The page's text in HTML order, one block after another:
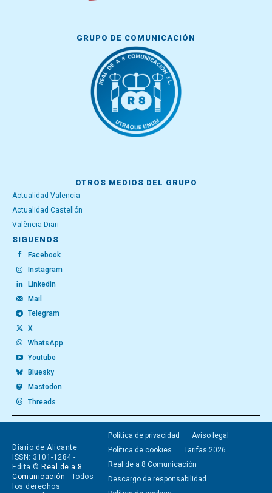
GRUPO DE COMUNICACIÓN
OTROS MEDIOS DEL GRUPO
Actualidad Valencia
Actualidad Castellón
València Diari
SÍGUENOS
Facebook
Instagram
Linkedin
Mail
Telegram
X
WhatsApp
Youtube
Bluesky
Mastodon
Threads
Diario de Alicante
ISSN: 3101-1284 -
Edita © Real de a 8
Comunicación - Todos
los derechos
Política de privacidad
Aviso legal
Política de cookies
Tarifas 2026
Real de a 8 Comunicación
Descargo de responsabilidad